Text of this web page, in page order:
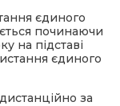
єдиного
починаючи
на підставі
єдиного
за